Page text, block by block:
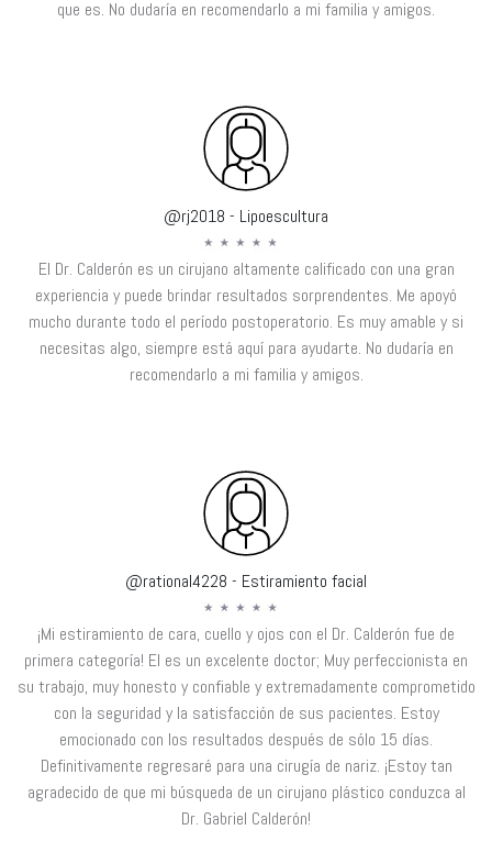
que es. No dudaría en recomendarlo a mi familia y amigos.
@rj2018 - Lipoescultura
El Dr. Calderón es un cirujano altamente calificado con una gran
experiencia y puede brindar resultados sorprendentes. Me apoyó
mucho durante todo el período postoperatorio. Es muy amable y si
necesitas algo, siempre está aquí para ayudarte. No dudaría en
recomendarlo a mi familia y amigos.
@rational4228 - Estiramiento facial
¡Mi estiramiento de cara, cuello y ojos con el Dr. Calderón fue de
primera categoría! El es un excelente doctor; Muy perfeccionista en
su trabajo, muy honesto y confiable y extremadamente comprometido
con la seguridad y la satisfacción de sus pacientes. Estoy
emocionado con los resultados después de sólo 15 días.
Definitivamente regresaré para una cirugía de nariz. ¡Estoy tan
agradecido de que mi búsqueda de un cirujano plástico conduzca al
Dr. Gabriel Calderón!